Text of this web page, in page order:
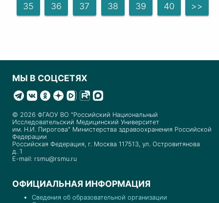
35 36 37 38 39 40 >>
МЫ В СОЦСЕТЯХ
© 2026 ФГАОУ ВО "Российский Национальный
Исследовательский Медицинский Университет
им. Н.И. Пирогова" Министерства здравоохранения Российской
Федерации
Российская Федерация, г. Москва 117513, ул. Островитянова
д. 1
E-mail: rsmu@rsmu.ru
ОФИЦИАЛЬНАЯ ИНФОРМАЦИЯ
Сведения об образовательной организации